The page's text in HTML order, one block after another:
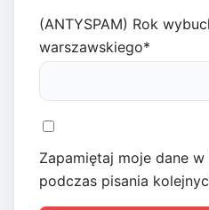
(ANTYSPAM) Rok
warszawskiego*
Zapamiętaj moje dane
podczas pisania